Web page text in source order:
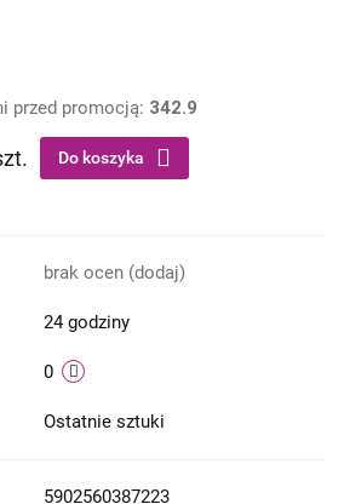
przed promocją: 342.9
Do koszyka
brak ocen (dodaj)
24 godziny
0
Ostatnie sztuki
5902560387223